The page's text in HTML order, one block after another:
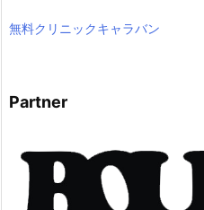
無料クリニックキャラバン
Partner